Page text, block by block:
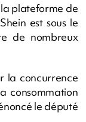
la plateforme de
est sous le
de nombreux
la concurrence
consommation
le député